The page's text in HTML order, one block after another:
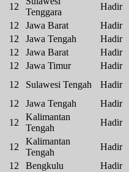
12
Tenggara
Hadir
12 Jawa Barat
Hadir
12 Jawa Tengah
Hadir
12 Jawa Barat
Hadir
12 Jawa Timur
Hadir
12 Sulawesi Tengah
Hadir
12 Jawa Tengah
Hadir
12
Kalimantan
Tengah
Hadir
12
Kalimantan
Tengah
Hadir
12 Bengkulu Hadir